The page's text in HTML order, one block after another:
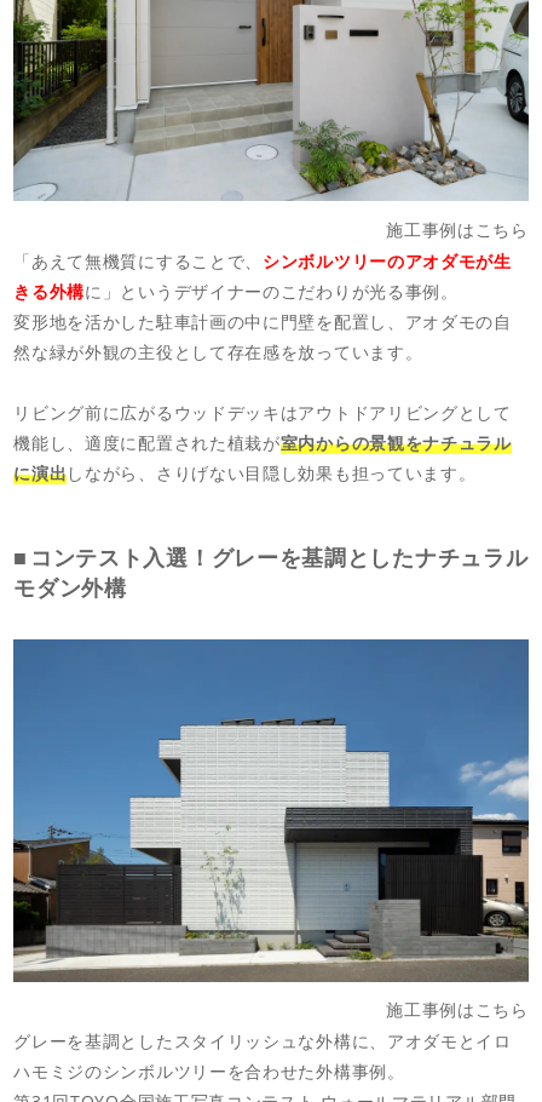
施工事例はこちら
「あえて無機質にすることで、 シンボルツリーのアオダモが生
きる外構に」というデザイナーのこだわりが光る事例。
変形地を活かした駐車計画の中に門壁を配置し、アオダモの自
然な緑が外観の主役として存在感を放っています。
リビング前に広がるウッドデッキはアウトドアリビングとして
機能し、適度に配置された植栽が室内からの景観をナチュラル
に演出しながら、さりげない目隠し効果も担っています。
コンテスト入選！グレーを基調としたナチュラル
モダン外構
施工事例はこちら
グレーを基調としたスタイリッシュな外構に、アオダモとイロ
ハモミジのシンボルツリーを合わせた外構事例。